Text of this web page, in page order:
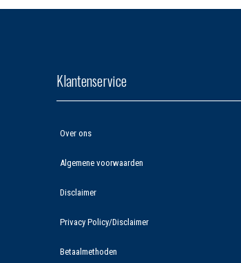
Klantenservice
Over ons
Algemene voorwaarden
Disclaimer
Privacy Policy/Disclaimer
Betaalmethoden